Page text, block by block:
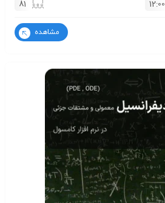
12:00
81
مشاهده